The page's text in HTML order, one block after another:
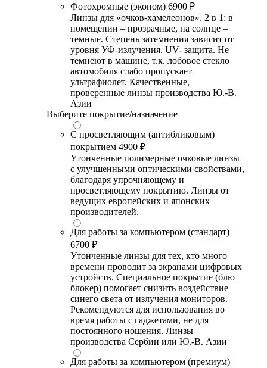
Фотохромные (эконом) 6900 ₽
Линзы для «очков-хамелеонов». 2 в 1: в
помещении – прозрачные, на солнце –
темные. Степень затемнения зависит от
уровня УФ-излучения. UV- защита. Не
темнеют в машине, т.к. лобовое стекло
автомобиля слабо пропускает
ультрафиолет. Качественные,
проверенные линзы производства Ю.-В.
Азии
Выберите покрытие/назначение
С просветляющим (антибликовым)
покрытием 4900 ₽
Утонченные полимерные очковые линзы
с улучшенными оптическими свойствами,
благодаря упрочняющему и
просветляющему покрытию. Линзы от
ведущих европейских и японских
производителей.
Для работы за компьютером (стандарт)
6700 ₽
Утонченные линзы для тех, кто много
времени проводит за экранами цифровых
устройств. Специальное покрытие (блю
блокер) помогает снизить воздействие
синего света от излучения мониторов.
Рекомендуются для использования во
время работы с гаджетами, не для
постоянного ношения. Линзы
производства Сербии или Ю.-В. Азии
Для работы за компьютером (премиум)